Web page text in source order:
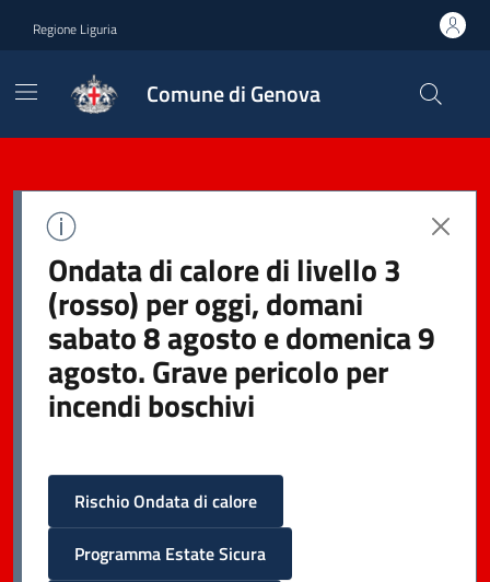
Regione Liguria
Comune di Genova
Ondata di calore di livello 3
(rosso) per oggi, domani
sabato 8 agosto e domenica 9
agosto. Grave pericolo per
incendi boschivi
Rischio Ondata di calore
Programma Estate Sicura